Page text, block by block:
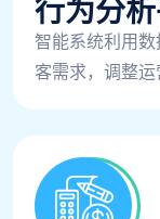
行为分
智能系统利用
客需求，调整运